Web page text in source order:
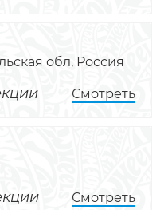
обл, Россия
Смотреть
Смотреть